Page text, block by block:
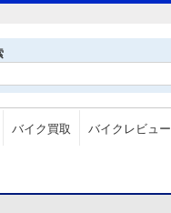
バイク買取 バイクレビュー